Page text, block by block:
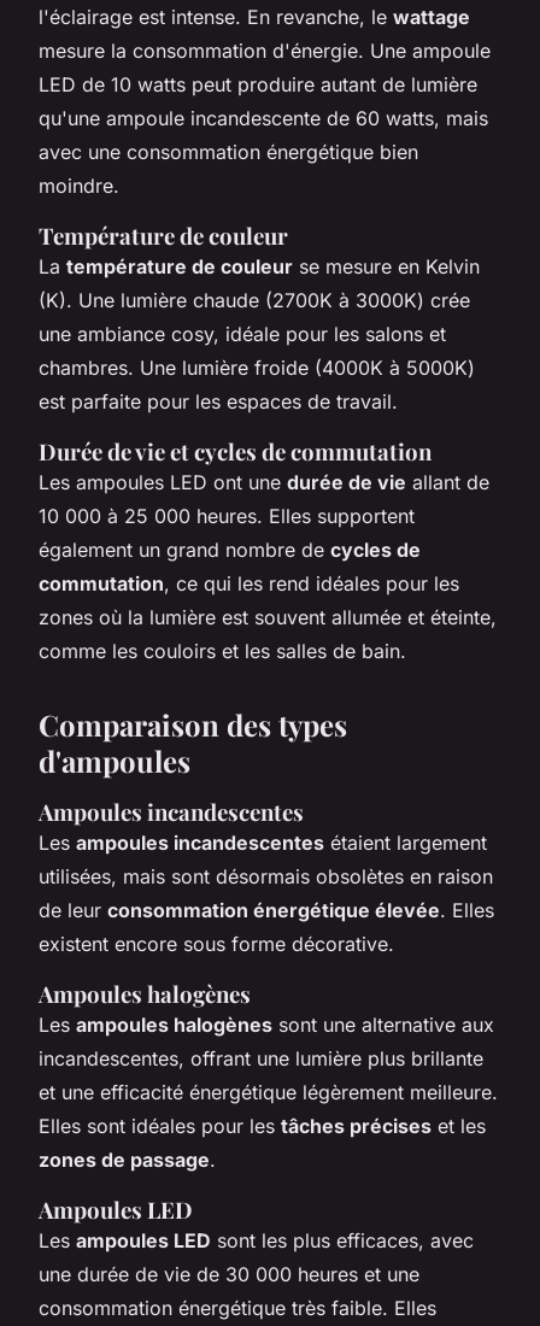
l'éclairage est intense. En revanche, le wattage
mesure la consommation d'énergie. Une ampoule
LED de 10 watts peut produire autant de lumière
qu'une ampoule incandescente de 60 watts, mais
avec une consommation énergétique bien
moindre.
Température de couleur
La température de couleur se mesure en Kelvin
(K). Une lumière chaude (2700K à 3000K) crée
une ambiance cosy, idéale pour les salons et
chambres. Une lumière froide (4000K à 5000K)
est parfaite pour les espaces de travail.
Durée de vie et cycles de commutation
Les ampoules LED ont une durée de vie allant de
10 000 à 25 000 heures. Elles supportent
également un grand nombre de cycles de
commutation, ce qui les rend idéales pour les
zones où la lumière est souvent allumée et éteinte,
comme les couloirs et les salles de bain.
Comparaison des types
d'ampoules
Ampoules incandescentes
Les ampoules incandescentes étaient largement
utilisées, mais sont désormais obsolètes en raison
de leur consommation énergétique élevée. Elles
existent encore sous forme décorative.
Ampoules halogènes
Les ampoules halogènes sont une alternative aux
incandescentes, offrant une lumière plus brillante
et une efficacité énergétique légèrement meilleure.
Elles sont idéales pour les tâches précises et les
zones de passage.
Ampoules LED
Les ampoules LED sont les plus efficaces, avec
une durée de vie de 30 000 heures et une
consommation énergétique très faible. Elles